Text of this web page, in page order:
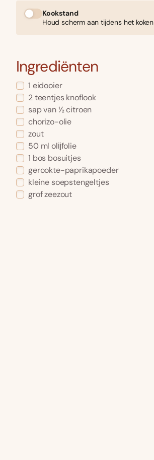
Kookstand
Houd scherm aan tijdens het koken
Ingrediënten
1 eidooier
2 teentjes knoflook
sap van ½ citroen
chorizo-olie
zout
50 ml olĳfolie
1 bos bosuitjes
gerookte-paprikapoeder
kleine soepstengeltjes
grof zeezout